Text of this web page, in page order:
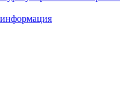
информация